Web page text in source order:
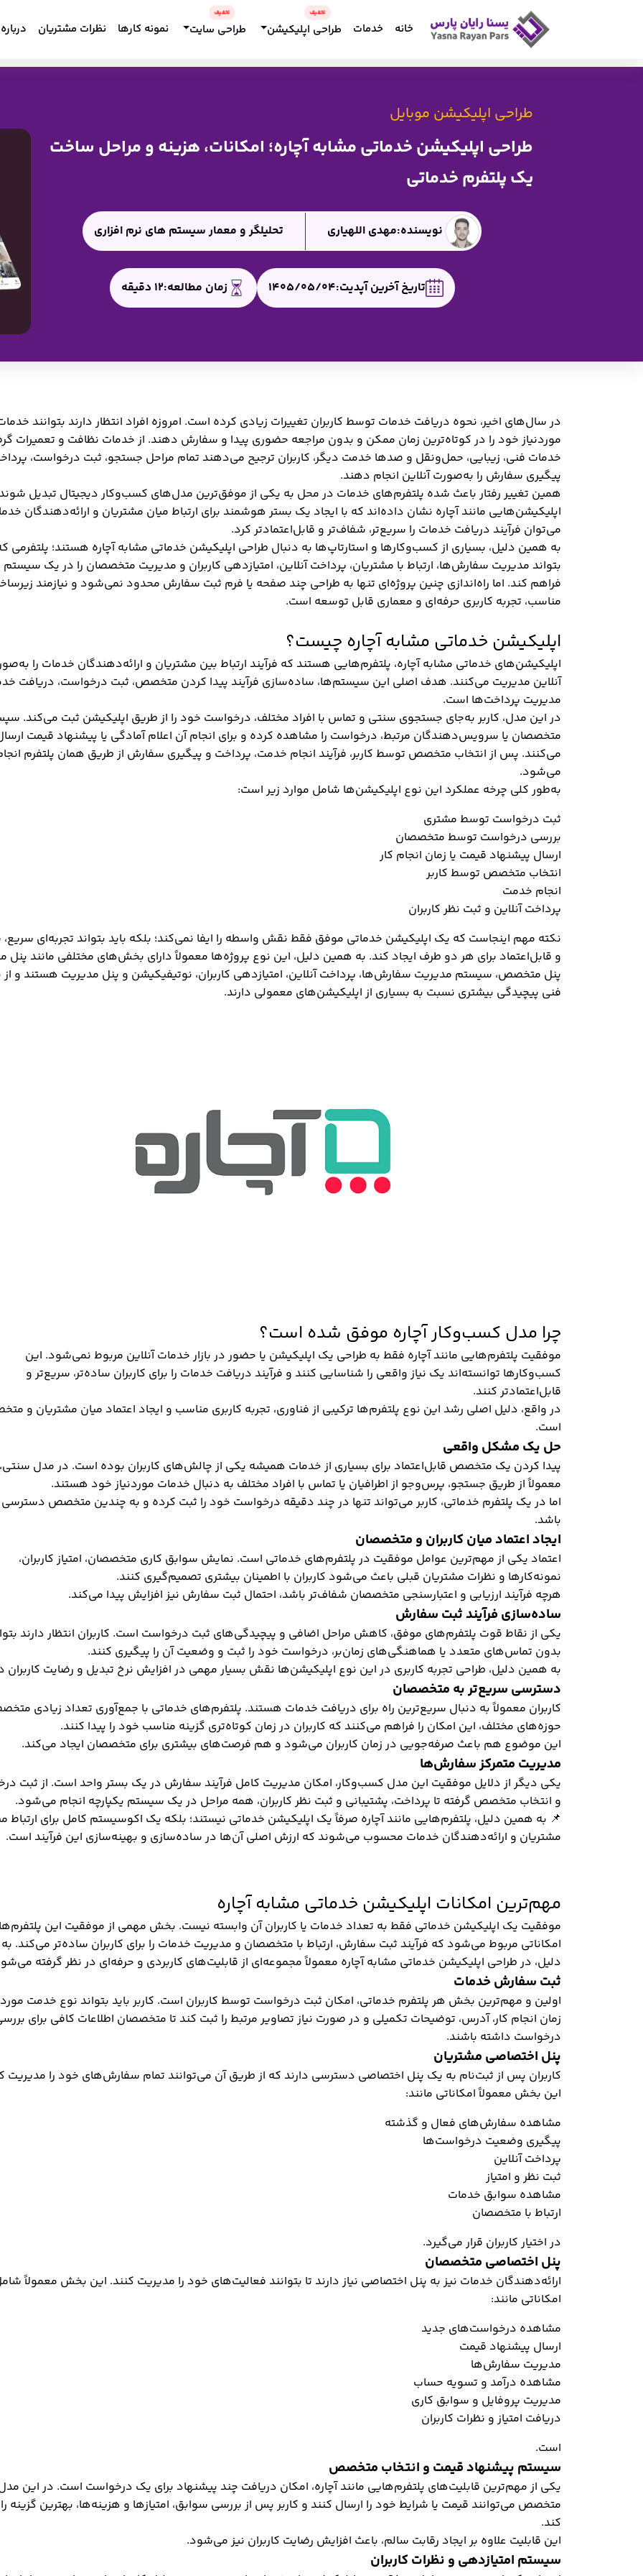
خانه خدمات طراحی اپلیکیشن طراحی سایت نمونه کارها نظرات مشتریان
طراحی اپلیکیشن موبایل
طراحی اپلیکیشن خدماتی مشابه آچاره؛ امکانات، هزینه و مراحل ساخت
یک پلتفرم خدماتی
نویسنده:مهدی اللهیاری تحلیلگر و معمار سیستم ‌های نرم ‌افزاری
تاریخ آخرین آپدیت:1405/05/04 زمان مطالعه:12دقیقه
در سال‌های اخیر، نحوه دریافت خدمات توسط کاربران تغییرات زیادی کرده است. امروزه افراد انتظار دارند بتوانند
موردنیاز خود را در کوتاه‌ترین زمان ممکن و بدون مراجعه حضوری پیدا و سفارش دهند. از خدمات نظافت و تعمیرات
خدمات فنی، زیبایی، حمل‌ونقل و صدها خدمت دیگر، کاربران ترجیح می‌دهند تمام مراحل جستجو، ثبت درخواست،
پیگیری سفارش را به‌صورت آنلاین انجام دهند.
همین تغییر رفتار باعث شده پلتفرم‌های خدمات در محل به یکی از موفق‌ترین مدل‌های کسب‌وکار دیجیتال تبدیل
اپلیکیشن‌هایی مانند آچاره نشان داده‌اند که با ایجاد یک بستر هوشمند برای ارتباط میان مشتریان و ارائه‌دهندگان
می‌توان فرآیند دریافت خدمات را سریع‌تر، شفاف‌تر و قابل‌اعتمادتر کرد.
به همین دلیل، بسیاری از کسب‌وکارها و استارتاپ‌ها به دنبال طراحی اپلیکیشن خدماتی مشابه آچاره هستند؛ پلتفرمی
بتواند مدیریت سفارش‌ها، ارتباط با مشتریان، پرداخت آنلاین، امتیازدهی کاربران و مدیریت متخصصان را در یک سیستم
فراهم کند. اما راه‌اندازی چنین پروژه‌ای تنها به طراحی چند صفحه یا فرم ثبت سفارش محدود نمی‌شود و نیازمند
مناسب، تجربه کاربری حرفه‌ای و معماری قابل توسعه است.
اپلیکیشن خدماتی مشابه آچاره چیست؟
اپلیکیشن‌های خدماتی مشابه آچاره، پلتفرم‌هایی هستند که فرآیند ارتباط بین مشتریان و ارائه‌دهندگان خدمات را
آنلاین مدیریت می‌کنند. هدف اصلی این سیستم‌ها، ساده‌سازی فرآیند پیدا کردن متخصص، ثبت درخواست، دریافت
مدیریت پرداخت‌ها است.
در این مدل، کاربر به‌جای جستجوی سنتی و تماس با افراد مختلف، درخواست خود را از طریق اپلیکیشن ثبت می‌کند.
متخصصان یا سرویس‌دهندگان مرتبط، درخواست را مشاهده کرده و برای انجام آن اعلام آمادگی یا پیشنهاد قیمت
می‌کنند. پس از انتخاب متخصص توسط کاربر، فرآیند انجام خدمت، پرداخت و پیگیری سفارش از طریق همان پلتفرم
می‌شود.
به‌طور کلی چرخه عملکرد این نوع اپلیکیشن‌ها شامل موارد زیر است:
ثبت درخواست توسط مشتری
بررسی درخواست توسط متخصصان
ارسال پیشنهاد قیمت یا زمان انجام کار
انتخاب متخصص توسط کاربر
انجام خدمت
پرداخت آنلاین و ثبت نظر کاربران
نکته مهم اینجاست که یک اپلیکیشن خدماتی موفق فقط نقش واسطه را ایفا نمی‌کند؛ بلکه باید بتواند تجربه‌ای
و قابل‌اعتماد برای هر دو طرف ایجاد کند. به همین دلیل، این نوع پروژه‌ها معمولاً دارای بخش‌های مختلفی مانند پنل
پنل متخصص، سیستم مدیریت سفارش‌ها، پرداخت آنلاین، امتیازدهی کاربران، نوتیفیکیشن و پنل مدیریت هستند و از
فنی پیچیدگی بیشتری نسبت به بسیاری از اپلیکیشن‌های معمولی دارند.
چرا مدل کسب‌وکار آچاره موفق شده است؟
موفقیت پلتفرم‌هایی مانند آچاره فقط به طراحی یک اپلیکیشن یا حضور در بازار خدمات آنلاین مربوط نمی‌شود. این
کسب‌وکارها توانسته‌اند یک نیاز واقعی را شناسایی کنند و فرآیند دریافت خدمات را برای کاربران ساده‌تر، سریع‌تر و
قابل‌اعتمادتر کنند.
در واقع، دلیل اصلی رشد این نوع پلتفرم‌ها ترکیبی از فناوری، تجربه کاربری مناسب و ایجاد اعتماد میان مشتریان و
است.
حل یک مشکل واقعی
پیدا کردن یک متخصص قابل‌اعتماد برای بسیاری از خدمات همیشه یکی از چالش‌های کاربران بوده است. در مدل سنتی،
معمولاً از طریق جستجو، پرس‌وجو از اطرافیان یا تماس با افراد مختلف به دنبال خدمات موردنیاز خود هستند.
اما در یک پلتفرم خدماتی، کاربر می‌تواند تنها در چند دقیقه درخواست خود را ثبت کرده و به چندین متخصص
باشد.
ایجاد اعتماد میان کاربران و متخصصان
اعتماد یکی از مهم‌ترین عوامل موفقیت در پلتفرم‌های خدماتی است. نمایش سوابق کاری متخصصان، امتیاز کاربران،
نمونه‌کارها و نظرات مشتریان قبلی باعث می‌شود کاربران با اطمینان بیشتری تصمیم‌گیری کنند.
هرچه فرآیند ارزیابی و اعتبارسنجی متخصصان شفاف‌تر باشد، احتمال ثبت سفارش نیز افزایش پیدا می‌کند.
ساده‌سازی فرآیند ثبت سفارش
یکی از نقاط قوت پلتفرم‌های موفق، کاهش مراحل اضافی و پیچیدگی‌های ثبت درخواست است. کاربران انتظار دارند
بدون تماس‌های متعدد یا هماهنگی‌های زمان‌بر، درخواست خود را ثبت و وضعیت آن را پیگیری کنند.
به همین دلیل، طراحی تجربه کاربری در این نوع اپلیکیشن‌ها نقش بسیار مهمی در افزایش نرخ تبدیل و رضایت کاربران
دسترسی سریع‌تر به متخصصان
کاربران معمولاً به دنبال سریع‌ترین راه برای دریافت خدمات هستند. پلتفرم‌های خدماتی با جمع‌آوری تعداد زیادی
حوزه‌های مختلف، این امکان را فراهم می‌کنند که کاربران در زمان کوتاه‌تری گزینه مناسب خود را پیدا کنند.
این موضوع هم باعث صرفه‌جویی در زمان کاربران می‌شود و هم فرصت‌های بیشتری برای متخصصان ایجاد می‌کند.
مدیریت متمرکز سفارش‌ها
یکی دیگر از دلایل موفقیت این مدل کسب‌وکار، امکان مدیریت کامل فرآیند سفارش در یک بستر واحد است. از ثبت
و انتخاب متخصص گرفته تا پرداخت، پشتیبانی و ثبت نظر کاربران، همه مراحل در یک سیستم یکپارچه انجام می‌شود.
📌 به همین دلیل، پلتفرم‌هایی مانند آچاره صرفاً یک اپلیکیشن خدماتی نیستند؛ بلکه یک اکوسیستم کامل برای ارتباط
مشتریان و ارائه‌دهندگان خدمات محسوب می‌شوند که ارزش اصلی آن‌ها در ساده‌سازی و بهینه‌سازی این فرآیند است.
مهم‌ترین امکانات اپلیکیشن خدماتی مشابه آچاره
موفقیت یک اپلیکیشن خدماتی فقط به تعداد خدمات یا کاربران آن وابسته نیست. بخش مهمی از موفقیت این
امکاناتی مربوط می‌شود که فرآیند ثبت سفارش، ارتباط با متخصصان و مدیریت خدمات را برای کاربران ساده‌تر می‌کند.
دلیل، در طراحی اپلیکیشن خدماتی مشابه آچاره معمولاً مجموعه‌ای از قابلیت‌های کاربردی و حرفه‌ای در نظر گرفته
ثبت سفارش خدمات
اولین و مهم‌ترین بخش هر پلتفرم خدماتی، امکان ثبت درخواست توسط کاربران است. کاربر باید بتواند نوع خدمت
زمان انجام کار، آدرس، توضیحات تکمیلی و در صورت نیاز تصاویر مرتبط را ثبت کند تا متخصصان اطلاعات کافی برای
درخواست داشته باشند.
پنل اختصاصی مشتریان
کاربران پس از ثبت‌نام به یک پنل اختصاصی دسترسی دارند که از طریق آن می‌توانند تمام سفارش‌های خود را مدیریت
این بخش معمولاً امکاناتی مانند:
مشاهده سفارش‌های فعال و گذشته
پیگیری وضعیت درخواست‌ها
پرداخت آنلاین
ثبت نظر و امتیاز
مشاهده سوابق خدمات
ارتباط با متخصصان
در اختیار کاربران قرار می‌گیرد.
پنل اختصاصی متخصصان
ارائه‌دهندگان خدمات نیز به پنل اختصاصی نیاز دارند تا بتوانند فعالیت‌های خود را مدیریت کنند. این بخش معمولاً
امکاناتی مانند:
مشاهده درخواست‌های جدید
ارسال پیشنهاد قیمت
مدیریت سفارش‌ها
مشاهده درآمد و تسویه حساب
مدیریت پروفایل و سوابق کاری
دریافت امتیاز و نظرات کاربران
است.
سیستم پیشنهاد قیمت و انتخاب متخصص
یکی از مهم‌ترین قابلیت‌های پلتفرم‌هایی مانند آچاره، امکان دریافت چند پیشنهاد برای یک درخواست است. در این
متخصص می‌توانند قیمت یا شرایط خود را ارسال کنند و کاربر پس از بررسی سوابق، امتیازها و هزینه‌ها، بهترین گزینه
کند.
این قابلیت علاوه بر ایجاد رقابت سالم، باعث افزایش رضایت کاربران نیز می‌شود.
سیستم امتیازدهی و نظرات کاربران